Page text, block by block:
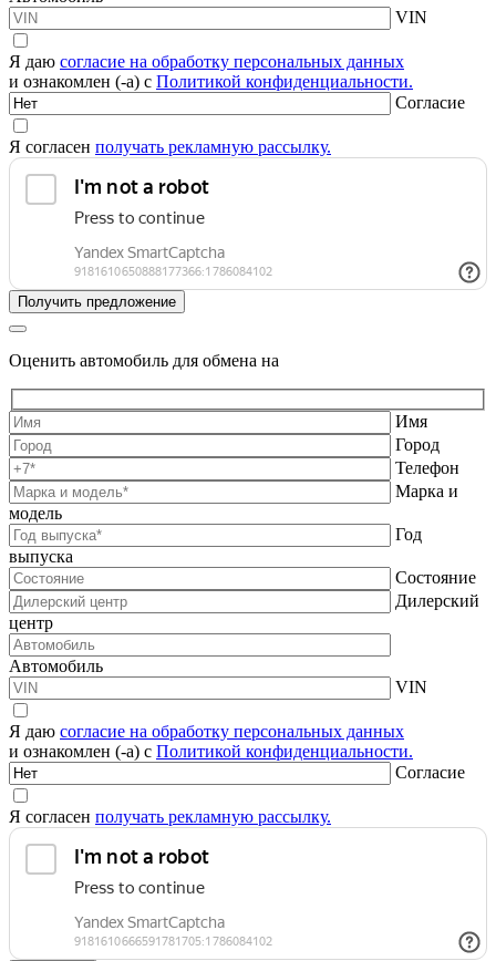
VIN
Я даю согласие на обработку персональных данных
и ознакомлен (-а) с Политикой конфиденциальности.
Согласие
Я согласен получать рекламную рассылку.
Оценить автомобиль для обмена на
Имя
Город
Телефон
Марка и
модель
Год
выпуска
Состояние
Дилерский
центр
Автомобиль
VIN
Я даю согласие на обработку персональных данных
и ознакомлен (-а) с Политикой конфиденциальности.
Согласие
Я согласен получать рекламную рассылку.